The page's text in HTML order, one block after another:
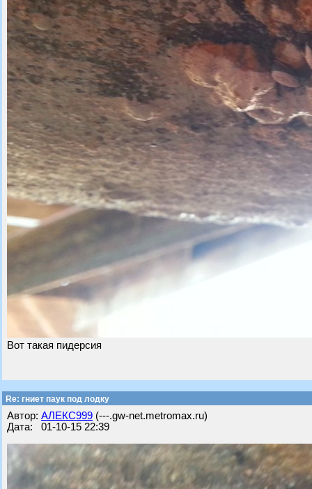
Вот такая пидерсия
Re: гниет паук под лодку
Автор: АЛЕКС999 (---.gw-net.metromax.ru)
Дата: 01-10-15 22:39